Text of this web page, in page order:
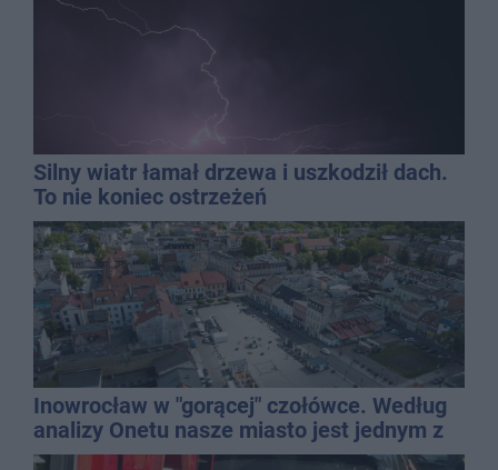
Silny wiatr łamał drzewa i uszkodził dach.
To nie koniec ostrzeżeń
Inowrocław w "gorącej" czołówce. Według
analizy Onetu nasze miasto jest jednym z
najbardziej narażonych na upały